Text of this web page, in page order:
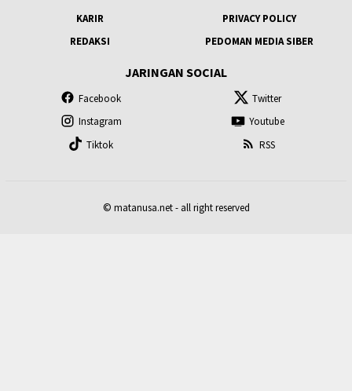
KARIR
PRIVACY POLICY
REDAKSI
PEDOMAN MEDIA SIBER
JARINGAN SOCIAL
Facebook
Twitter
Instagram
Youtube
Tiktok
RSS
© matanusa.net - all right reserved